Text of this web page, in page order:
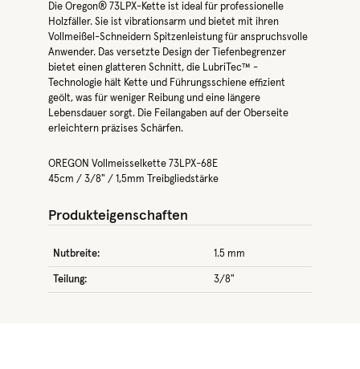
Die Oregon® 73LPX-Kette ist ideal für professionelle
Holzfäller. Sie ist vibrationsarm und bietet mit ihren
Vollmeißel-Schneidern Spitzenleistung für anspruchsvolle
Anwender. Das versetzte Design der Tiefenbegrenzer
bietet einen glatteren Schnitt, die LubriTec™ -
Technologie hält Kette und Führungsschiene effizient
geölt, was für weniger Reibung und eine längere
Lebensdauer sorgt. Die Feilangaben auf der Oberseite
erleichtern präzises Schärfen.
OREGON Vollmeisselkette 73LPX-68E
45cm / 3/8" / 1,5mm Treibgliedstärke
Produkteigenschaften
Nutbreite: 1.5 mm
Teilung: 3/8"